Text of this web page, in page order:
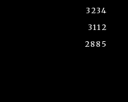
3234
3112
2885